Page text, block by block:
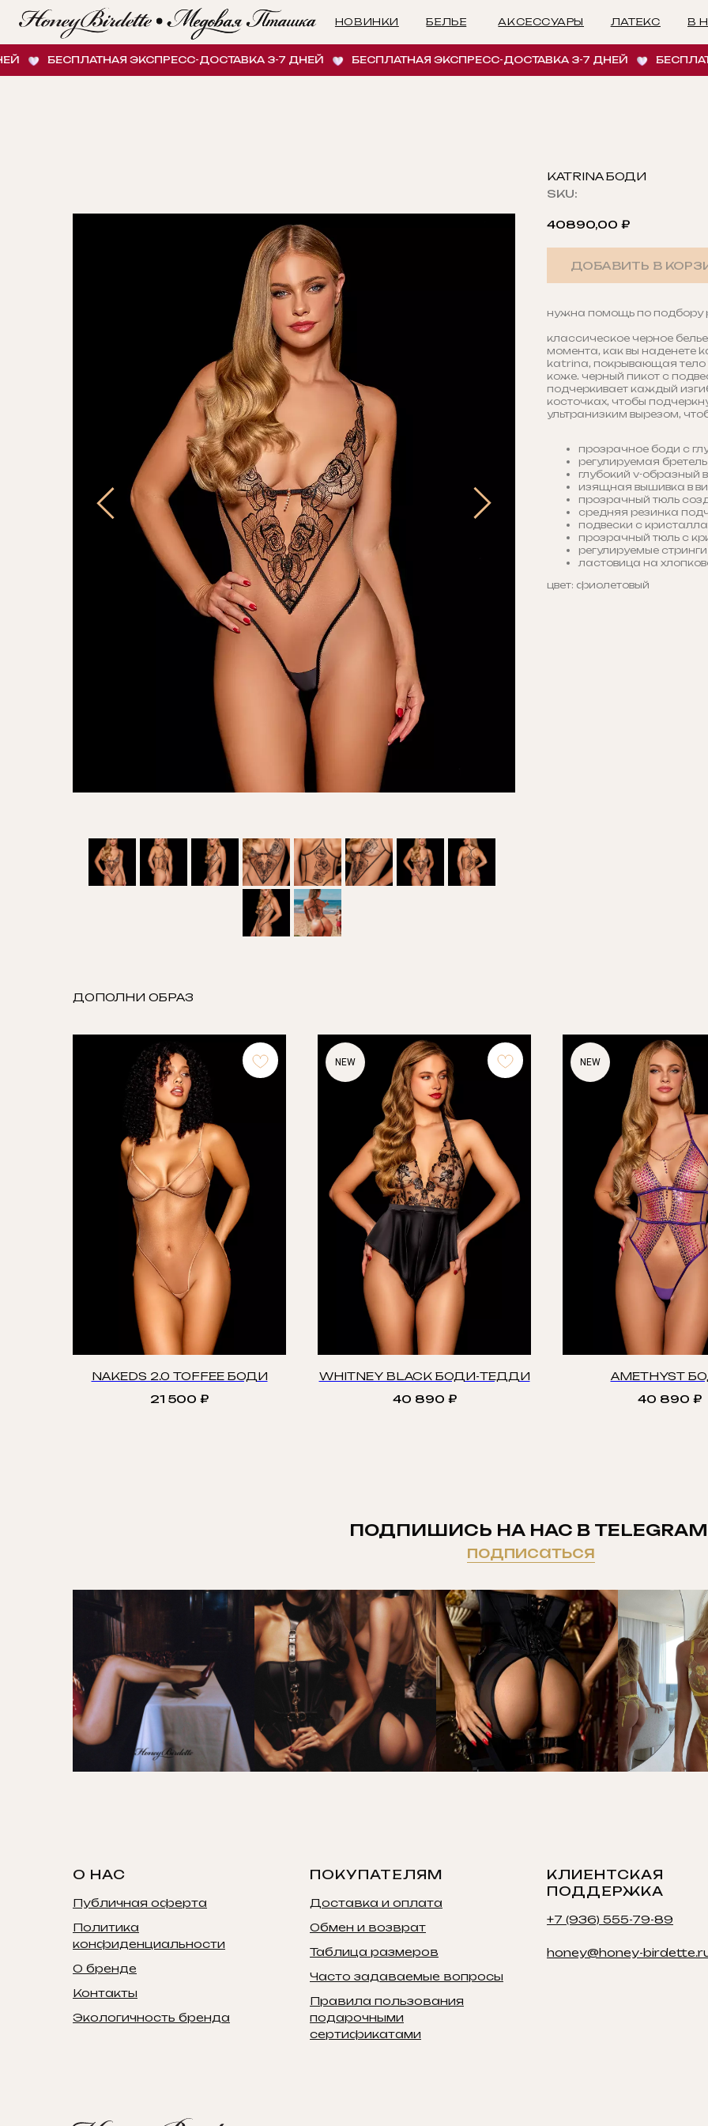
ЛАТЕКС
БЕЛЬЕ В НАЛИЧИИ
АКСЕССУАРЫ
НОВИНКИ
БЕСПЛАТНАЯ ЭКСПРЕСС-ДОСТАВКА 3-7 ДНЕЙ БЕСПЛАТНАЯ ЭКСПРЕСС-ДОСТАВКА 3-7 ДНЕЙ БЕСПЛАТНАЯ
KATRINA БОДИ
SKU:
40890,00 ₽
ДОБАВИТЬ В
нужна помощь по подбору
классическое черное
момента, как вы наденете
katrina, покрывающая тело
коже. черный пикот с
подчеркивает каждый
косточках, чтобы
ультранизким вырезом,
прозрачное боди с
регулируемая
глубокий v-образный
изящная вышивка в
прозрачный тюль
средняя резинка
подвески с
прозрачный тюль с
регулируемые
ластовица на
цвет: фиолетовый
ДОПОЛНИ ОБРАЗ
NAKEDS 2.0 TOFFEE БОДИ
21 500 ₽
NEW
WHITNEY BLACK БОДИ-ТЕДДИ
40 890 ₽
NEW
AMETHYST
40 890 ₽
ПОДПИШИСЬ НА НАС В
подписаться
О НАС
Публичная оферта
Политика
конфиденциальности
О бренде
Контакты
Экологичность бренда
ПОКУПАТЕЛЯМ
Доставка и оплата
Обмен и возврат
Таблица размеров
Часто задаваемые вопросы
Правила пользования
подарочными
сертификатами
КЛИЕНТСКАЯ
ПОДДЕРЖКА
+7 (936) 555-79-89
honey@honey-